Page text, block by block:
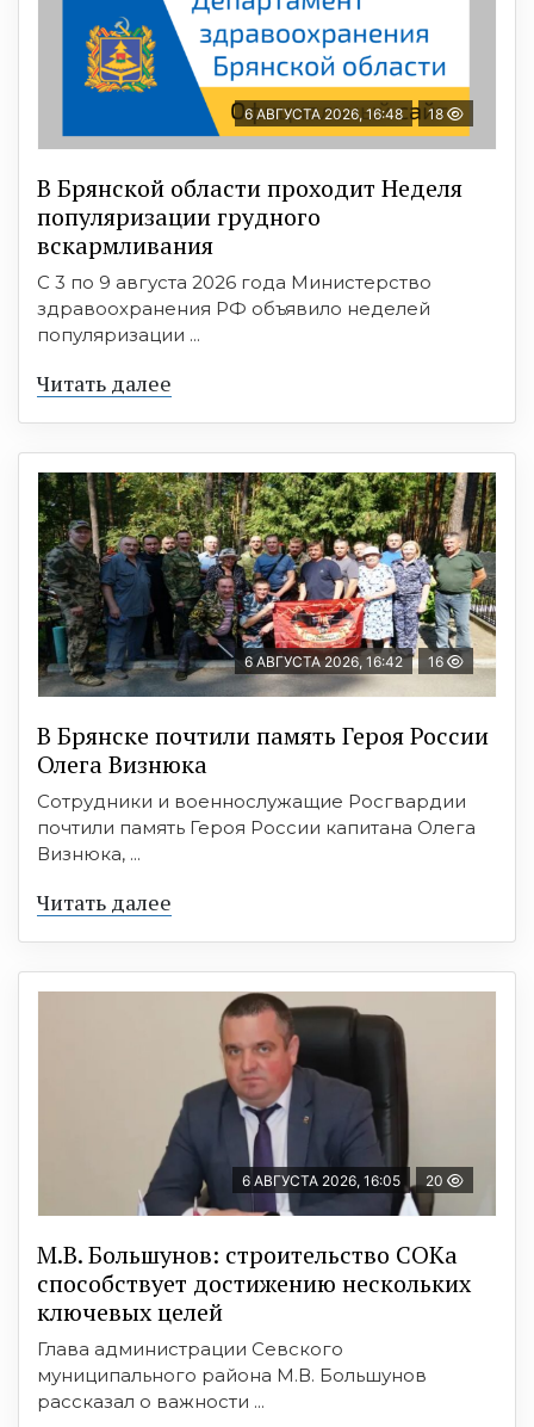
6 АВГУСТА 2026, 16:48 18
В Брянской области проходит Неделя
популяризации грудного
вскармливания
С 3 по 9 августа 2026 года Министерство
здравоохранения РФ объявило неделей
популяризации ...
Читать далее
6 АВГУСТА 2026, 16:42 16
В Брянске почтили память Героя России
Олега Визнюка
Сотрудники и военнослужащие Росгвардии
почтили память Героя России капитана Олега
Визнюка, ...
Читать далее
6 АВГУСТА 2026, 16:05 20
М.В. Большунов: строительство СОКа
способствует достижению нескольких
ключевых целей
Глава администрации Севского
муниципального района М.В. Большунов
рассказал о важности ...